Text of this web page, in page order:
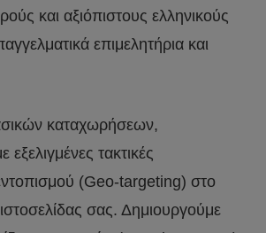
και αξιόπιστους ελληνικούς
επιμελητήρια και
καταχωρήσεων,
εξελιγμένες τακτικές
(Geo-targeting) στο
σας. Δημιουργούμε